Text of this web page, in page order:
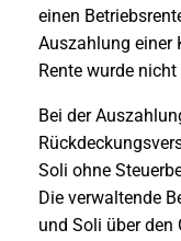
einen
Auszahlung einer
Rente wurde
Bei der
Soli ohne
Die verwaltende
und Soli über den